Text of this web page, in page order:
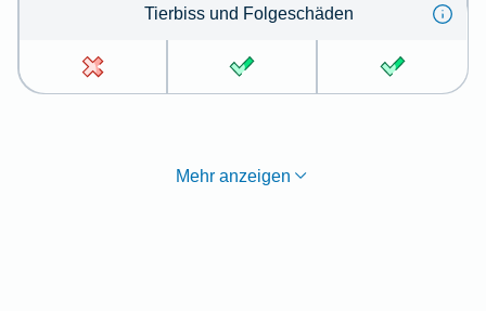
Tier­biss und Folge­schä­den
Mehr anzeigen